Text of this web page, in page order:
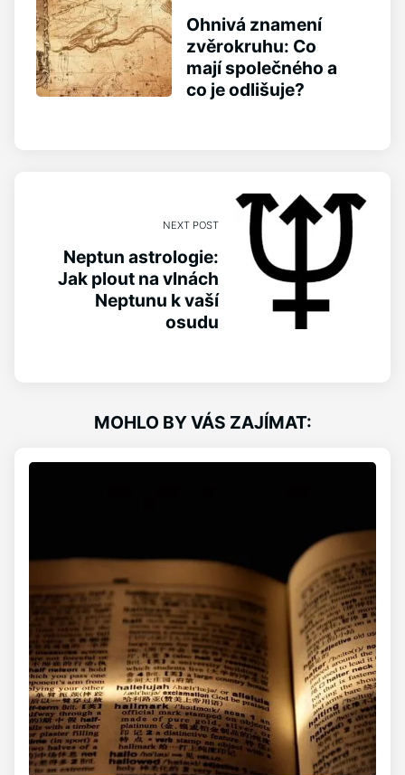
Ohnivá znamení
zvěrokruhu: Co
mají společného a
co je odlišuje?
NEXT POST
Neptun astrologie:
Jak plout na vlnách
Neptunu k vaší
osudu
MOHLO BY VÁS ZAJÍMAT: